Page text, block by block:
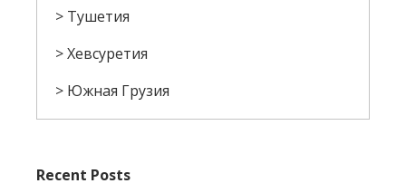
Тушетия
Хевсуретия
Южная Грузия
Recent Posts